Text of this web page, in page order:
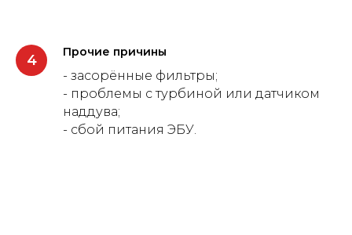
Прочие причины
- засорённые фильтры;
- проблемы с турбиной или датчиком
наддува;
- сбой питания ЭБУ.